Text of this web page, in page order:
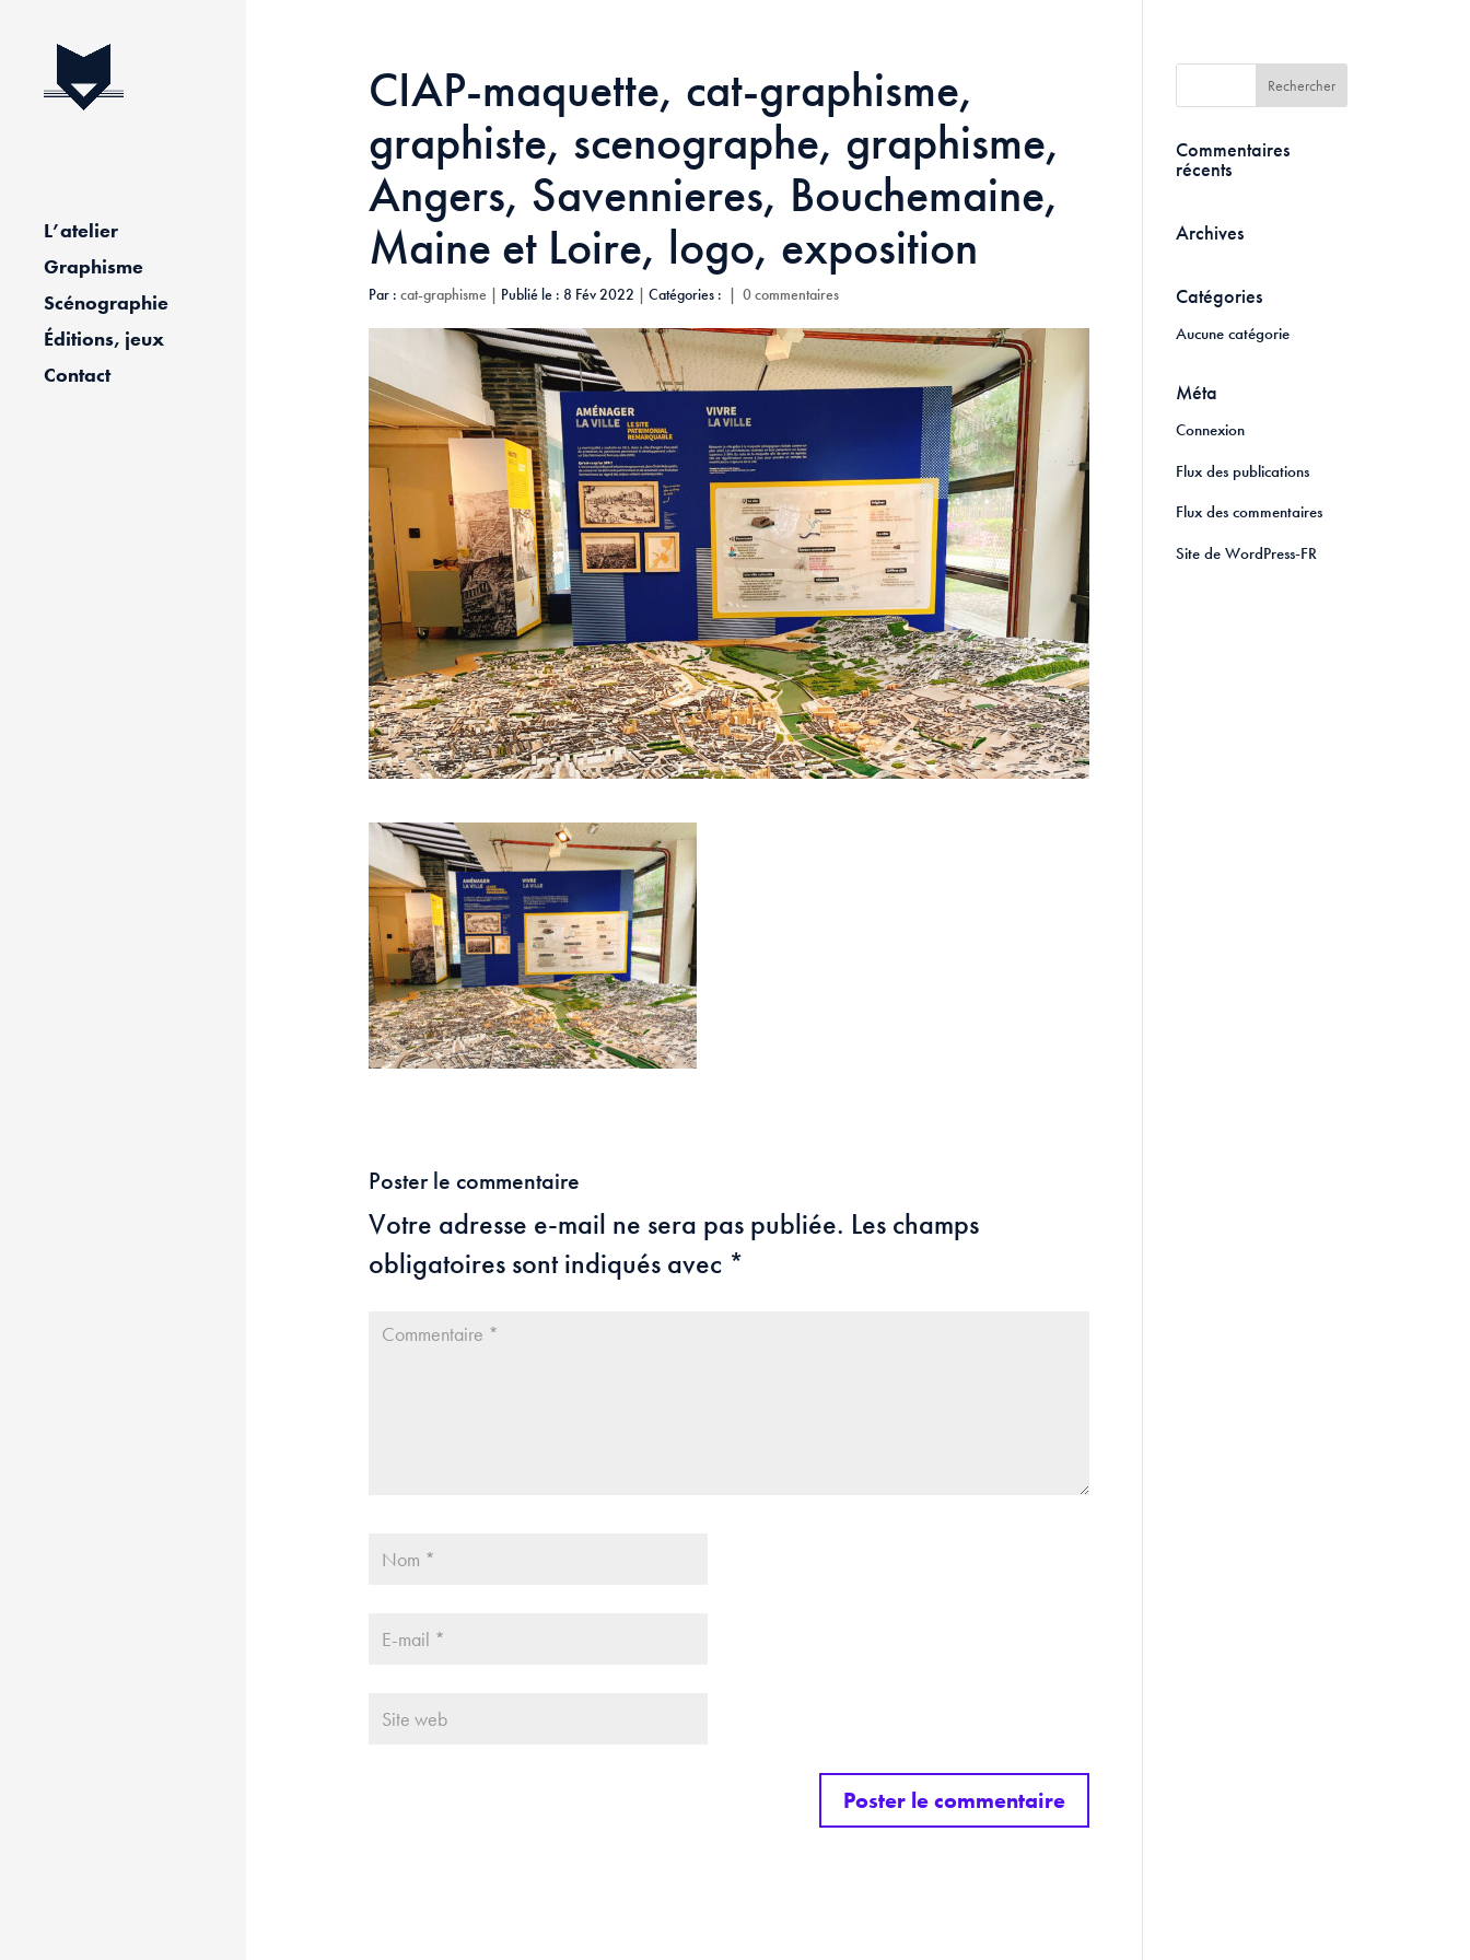
L’atelier
Graphisme
Scénographie
Éditions, jeux
Contact
CIAP-maquette, cat-graphisme,
graphiste, scenographe, graphisme,
Angers, Savennieres, Bouchemaine,
Maine et Loire, logo, exposition
Par : cat-graphisme | Publié le : 8 Fév 2022 | Catégories : | 0 commentaires
Poster le commentaire
Votre adresse e-mail ne sera pas publiée. Les champs
obligatoires sont indiqués avec *
Commentaires
récents
Archives
Catégories
Aucune catégorie
Méta
Connexion
Flux des publications
Flux des commentaires
Site de WordPress-FR